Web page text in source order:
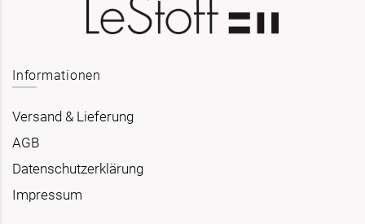
Informationen
Versand & Lieferung
AGB
Datenschutzerklärung
Impressum